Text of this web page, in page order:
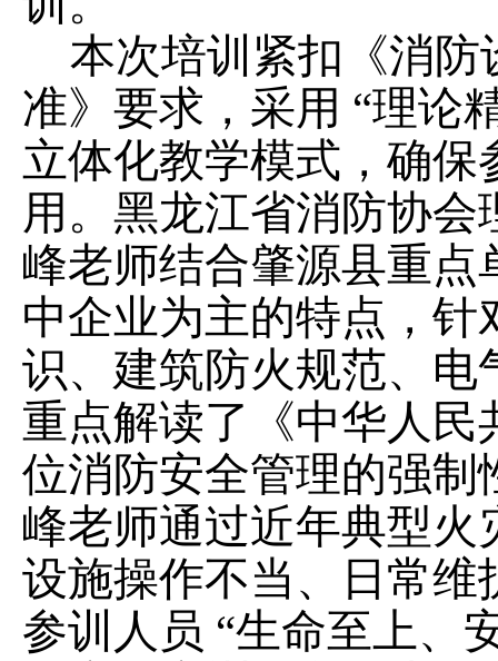
本次培训紧扣《消
准》要求，采用 “理论
立体化教学模式，确
用。 黑龙江省消防协会
峰老师结合肇源县重点
中企业为主的特点，
识、建筑防火规范、
重点解读了《中华人
位消防安全管理的强
峰老师通过近年典型火
设施操作不当、日常
参训人员 “生命至上、